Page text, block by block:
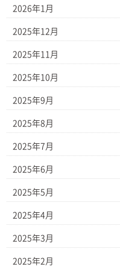
2026年1月
2025年12月
2025年11月
2025年10月
2025年9月
2025年8月
2025年7月
2025年6月
2025年5月
2025年4月
2025年3月
2025年2月